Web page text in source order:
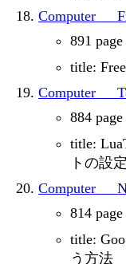
891
title:
884
title:
トの設
814
title:
う方法